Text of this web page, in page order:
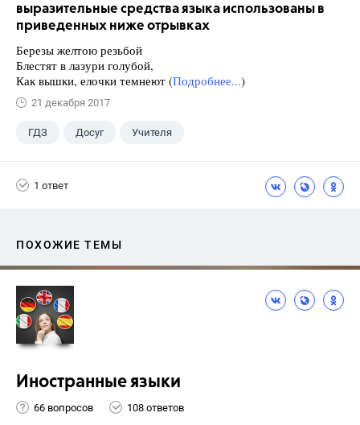
выразительные средства языка использованы в
приведенных ниже отрывках
Березы желтою резьбой
Блестят в лазури голубой,
Как вышки, елочки темнеют (Подробнее...)
21 декабря 2017
ГДЗ Досуг Учителя
1 ответ
ПОХОЖИЕ ТЕМЫ
Иностранные языки
66 вопросов 108 ответов